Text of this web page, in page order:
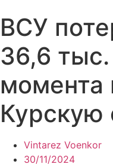
ВСУ
36,6
момента
Курскую
Vintarez Voenkor
30/11/2024